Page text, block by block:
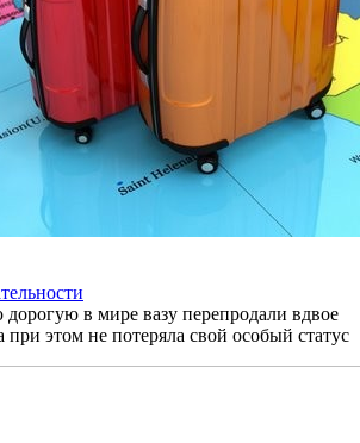
в мире вазу перепродали вдвое
при этом не потеряла свой особый статус